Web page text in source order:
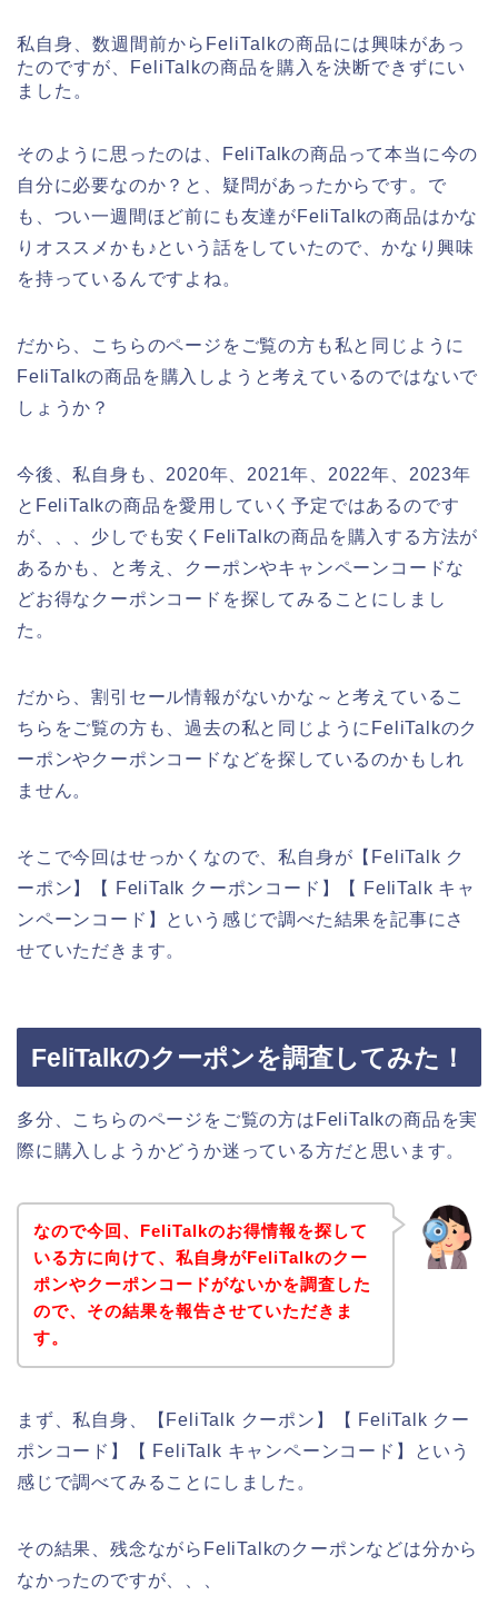
私自身、数週間前からFeliTalkの商品には興味があっ
たのですが、FeliTalkの商品を購入を決断できずにい
ました。
そのように思ったのは、FeliTalkの商品って本当に今の
自分に必要なのか？と、疑問があったからです。で
も、つい一週間ほど前にも友達がFeliTalkの商品はかな
りオススメかも♪という話をしていたので、かなり興味
を持っているんですよね。
だから、こちらのページをご覧の方も私と同じように
FeliTalkの商品を購入しようと考えているのではないで
しょうか？
今後、私自身も、2020年、2021年、2022年、2023年
とFeliTalkの商品を愛用していく予定ではあるのです
が、、、少しでも安くFeliTalkの商品を購入する方法が
あるかも、と考え、クーポンやキャンペーンコードな
どお得なクーポンコードを探してみることにしまし
た。
だから、割引セール情報がないかな～と考えているこ
ちらをご覧の方も、過去の私と同じようにFeliTalkのク
ーポンやクーポンコードなどを探しているのかもしれ
ません。
そこで今回はせっかくなので、私自身が【FeliTalk ク
ーポン】【 FeliTalk クーポンコード】【 FeliTalk キャ
ンペーンコード】という感じで調べた結果を記事にさ
せていただきます。
FeliTalkのクーポンを調査してみた！
多分、こちらのページをご覧の方はFeliTalkの商品を実
際に購入しようかどうか迷っている方だと思います。
なので今回、FeliTalkのお得情報を探して
いる方に向けて、私自身がFeliTalkのクー
ポンやクーポンコードがないかを調査した
ので、その結果を報告させていただきま
す。
まず、私自身、【FeliTalk クーポン】【 FeliTalk クー
ポンコード】【 FeliTalk キャンペーンコード】という
感じで調べてみることにしました。
その結果、残念ながらFeliTalkのクーポンなどは分から
なかったのですが、、、